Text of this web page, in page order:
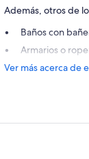
Además, otros de
Baños con
Armarios o
Ver más acerca de
Motels